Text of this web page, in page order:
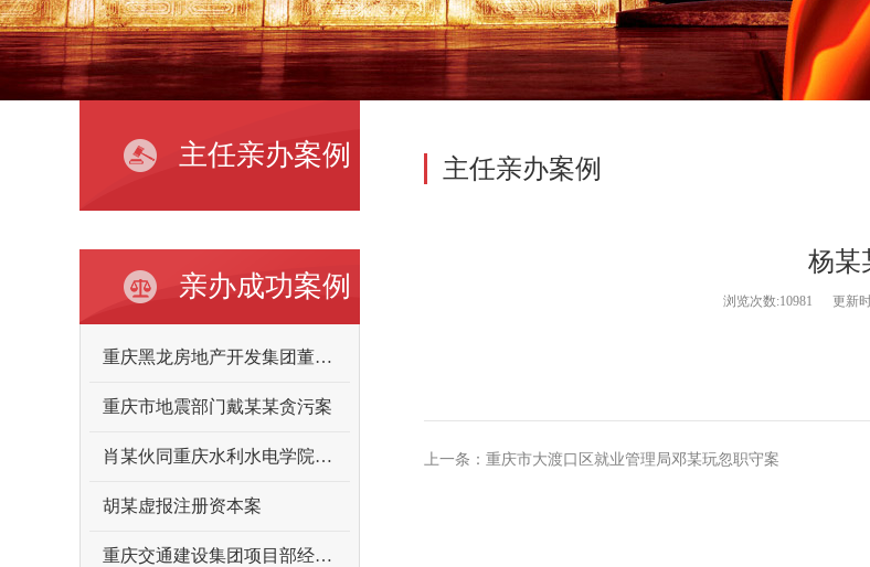
主任亲办案例
亲办成功案例
重庆黑龙房地产开发集团董事长向某某故意伤害案
重庆市地震部门戴某某贪污案
肖某伙同重庆水利水电学院原领导曾某某受贿案
胡某虚报注册资本案
重庆交通建设集团项目部经理吴某某受贿案
主任亲办案例
杨某
浏览次数:10981 更新时
上一条：重庆市大渡口区就业管理局邓某玩忽职守案